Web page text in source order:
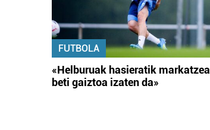
FUTBOLA
«Helburuak hasieratik markatzea
beti gaiztoa izaten da»